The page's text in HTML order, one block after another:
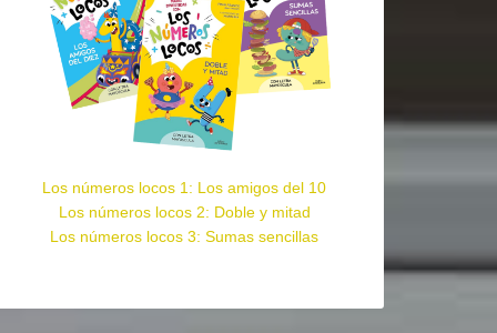
Los números locos 1: Los amigos del 10
Los números locos 2: Doble y mitad
Los números locos 3: Sumas sencillas